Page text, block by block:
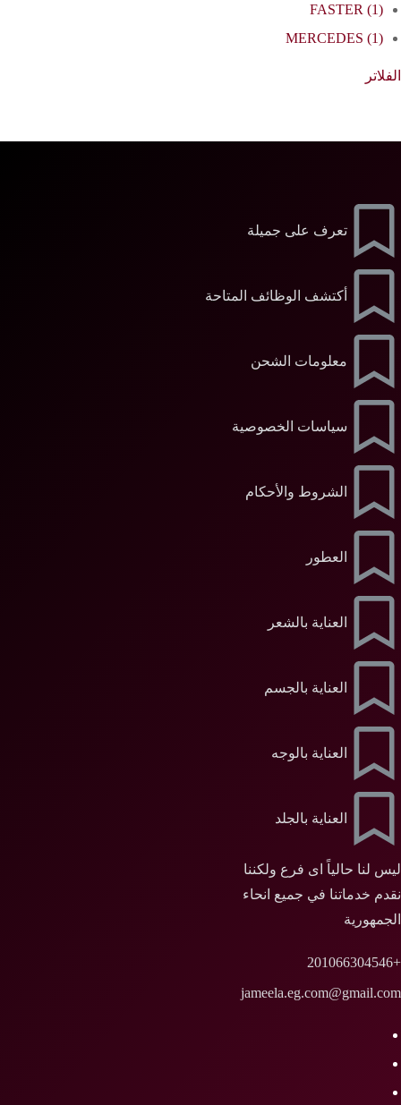
FASTER (1)
MERCEDES (1)
الفلاتر
تعرف على جميلة
أكتشف الوظائف المتاحة
معلومات الشحن
سياسات الخصوصية
الشروط والأحكام
العطور
العناية بالشعر
العناية بالجسم
العناية بالوجه
العناية بالجلد
ليس لنا حالياً اى فرع ولكننا
نقدم خدماتنا في جميع انحاء
الجمهورية
+201066304546
jameela.eg.com@gmail.com